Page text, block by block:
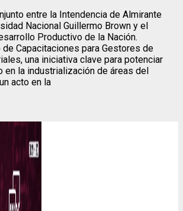
entre la Intendencia de Almirante
Nacional Guillermo Brown y el
Productivo de la Nación.
de Capacitaciones para Gestores de
una iniciativa clave para potenciar
en la industrialización de áreas del
acto en la